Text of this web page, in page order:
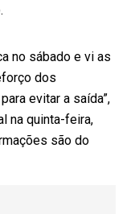
no sábado e vi as
dos
evitar a saída”,
na quinta-feira,
são do